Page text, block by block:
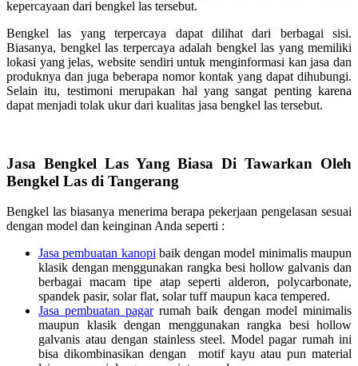
kepercayaan dari bengkel las tersebut.
Bengkel las yang terpercaya dapat dilihat dari berbagai sisi.
Biasanya, bengkel las terpercaya adalah bengkel las yang memiliki
lokasi yang jelas, website sendiri untuk menginformasi kan jasa dan
produknya dan juga beberapa nomor kontak yang dapat dihubungi.
Selain itu, testimoni merupakan hal yang sangat penting karena
dapat menjadi tolak ukur dari kualitas jasa bengkel las tersebut.
Jasa Bengkel Las Yang Biasa Di Tawarkan Oleh
Bengkel Las di Tangerang
Bengkel las biasanya menerima berapa pekerjaan pengelasan sesuai
dengan model dan keinginan Anda seperti :
Jasa pembuatan kanopi baik dengan model minimalis maupun
klasik dengan menggunakan rangka besi hollow galvanis dan
berbagai macam tipe atap seperti alderon, polycarbonate,
spandek pasir, solar flat, solar tuff maupun kaca tempered.
Jasa pembuatan pagarrumah baik dengan model minimalis
maupun klasik dengan menggunakan rangka besi hollow
galvanis atau dengan stainless steel. Model pagar rumah ini
bisa dikombinasikan dengan motif kayu atau pun material